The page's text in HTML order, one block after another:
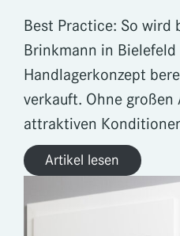
Best Practice: So wird
Brinkmann in
Handlagerkonzept
verkauft. Ohne großen
attraktiven
Artikel lesen